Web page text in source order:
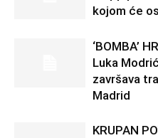
kojom će
‘BOMBA’
Luka
završava
Madrid
KRUPAN